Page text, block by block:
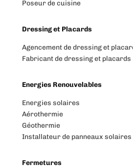
Poseur de cuisine
Dressing et Placards
Agencement de dressing et
Fabricant de dressing et placards
Energies Renouvelables
Energies solaires
Aérothermie
Géothermie
Installateur de panneaux solaires
Fermetures